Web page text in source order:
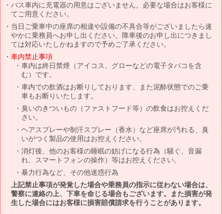
バス車内に充電器の用意はございません。必要な場合はお客様に
てご用意ください。
当日ご乗車中の座席の相違や設備の不具合等がございましたら速
やかに乗務員へお申し出ください。降車後のお申し出につきまし
ては対応いたしかねますので予めご了承ください。
車内禁止事項
車内は終日禁煙（アイコス、グローなどの電子タバコを含
む）です。
車内での飲酒はお断りしております、また泥酔状態でのご乗
車もお断りいたします。
臭いのきついもの（ファストフード等）の飲食はお控えくだ
さい。
ヘアスプレーや制汗スプレー（香水）など座席が汚れる、臭
いがつく製品の使用はお控えください。
消灯後、他のお客様の睡眠の妨げになる行為（騒ぐ、音漏
れ、スマートフォンの操作）等はお控えください。
暴力行為など、その他迷惑行為
上記禁止事項が発覚した場合や乗務員の指示に従わない場合は、
警察に連絡の上、下車を命じる場合もございます。また損害が発
生した場合にはお客様に損害賠償請求を行うことがあります。